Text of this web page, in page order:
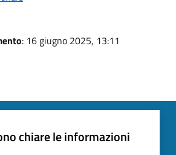
: 16 giugno 2025, 13:11
chiare le informazioni